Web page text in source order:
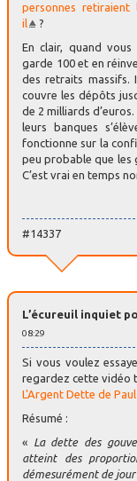
personnes retiraient
il
?
En clair, quand
garde 100 et en
des retraits massifs.
couvre les dépôts
de 2 milliards
leurs banques
fonctionne sur la
peu probable que les
C’est vrai en temps
#14337
L’écureuil inquiet
08:29
Si vous voulez
regardez cette vidéo
L'Argent Dette de
Résumé :
« La dette des
atteint des
démesurément de jour